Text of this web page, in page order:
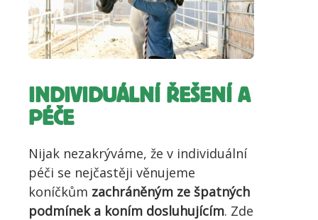
INDIVIDUÁLNÍ ŘEŠENÍ A
PÉČE
Nijak nezakrýváme, že v individuální
péči se nejčastěji věnujeme
koníčkům zachráněným ze špatných
podmínek a koním dosluhujícím. Zde